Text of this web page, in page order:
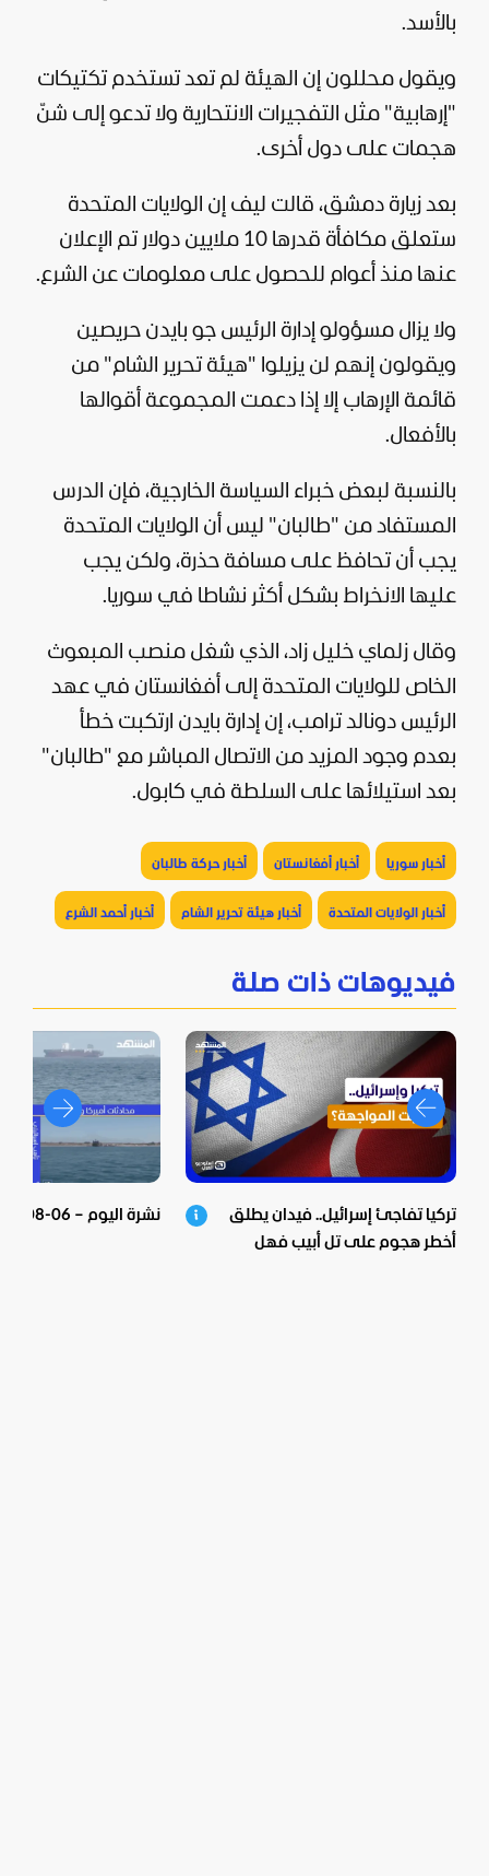
بالأسد.
ويقول محللون إن الهيئة لم تعد تستخدم تكتيكات
"إرهابية" مثل التفجيرات الانتحارية ولا تدعو إلى شنّ
هجمات على دول أخرى.
بعد زيارة دمشق، قالت ليف إن الولايات المتحدة
ستعلق مكافأة قدرها 10 ملايين دولار تم الإعلان
عنها منذ أعوام للحصول على معلومات عن الشرع.
ولا يزال مسؤولو إدارة الرئيس جو بايدن حريصين
ويقولون إنهم لن يزيلوا "هيئة تحرير الشام" من
قائمة الإرهاب إلا إذا دعمت المجموعة أقوالها
بالأفعال.
بالنسبة لبعض خبراء السياسة الخارجية، فإن الدرس
المستفاد من "طالبان" ليس أن الولايات المتحدة
يجب أن تحافظ على مسافة حذرة، ولكن يجب
عليها الانخراط بشكل أكثر نشاطا في سوريا.
وقال زلماي خليل زاد، الذي شغل منصب المبعوث
الخاص للولايات المتحدة إلى أفغانستان في عهد
الرئيس دونالد ترامب، إن إدارة بايدن ارتكبت خطأ
بعدم وجود المزيد من الاتصال المباشر مع "طالبان"
بعد استيلائها على السلطة في كابول.
أخبار سوريا أخبار أفغانستان أخبار حركة طالبان
أخبار الولايات المتحدة أخبار هيئة تحرير الشام أخبار أحمد الشرع
فيديوهات ذات صلة
تركيا تفاجئ إسرائيل.. فيدان يطلق
أخطر هجوم على تل أبيب فهل
نشرة اليوم – 06-08-2026